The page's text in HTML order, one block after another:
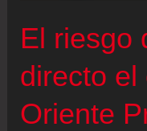
El riesgo
directo el
Oriente